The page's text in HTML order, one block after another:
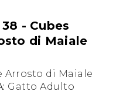
- Cubes
di Maiale
Arrosto di Maiale
Gatto Adulto